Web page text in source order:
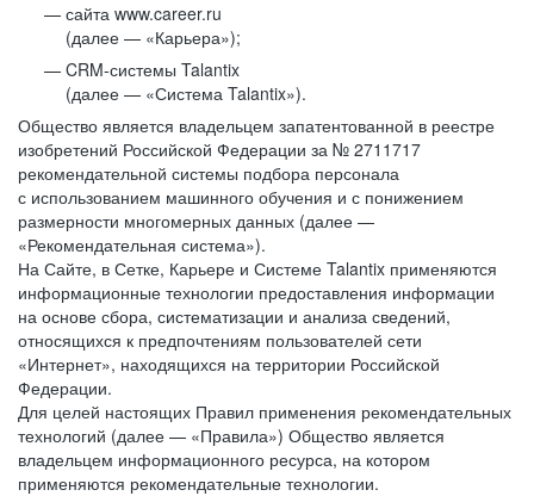
сайта www.career.ru
(далее — «Карьера»);
CRM-системы Talantix
(далее — «Система Talantix»).
Общество является владельцем запатентованной в реестре
изобретений Российской Федерации за № 2711717
рекомендательной системы подбора персонала
с использованием машинного обучения и с понижением
размерности многомерных данных (далее —
«Рекомендательная система»).
На Сайте, в Сетке, Карьере и Системе Talantix применяются
информационные технологии предоставления информации
на основе сбора, систематизации и анализа сведений,
относящихся к предпочтениям пользователей сети
«Интернет», находящихся на территории Российской
Федерации.
Для целей настоящих Правил применения рекомендательных
технологий (далее — «Правила») Общество является
владельцем информационного ресурса, на котором
применяются рекомендательные технологии.